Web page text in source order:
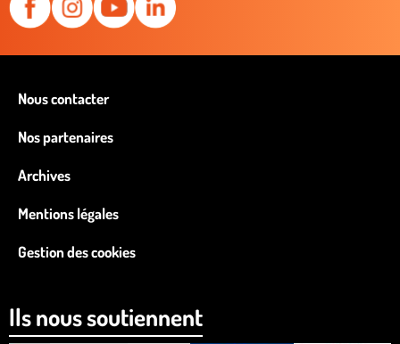
Nous contacter
Nos partenaires
Archives
Mentions légales
Gestion des cookies
Ils nous soutiennent